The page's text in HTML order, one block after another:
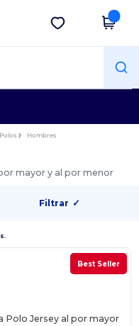
Descargar app
Polos Hombres
mayor y al por menor
Filtrar ✓
Best Seller
Polo Jersey al por mayor